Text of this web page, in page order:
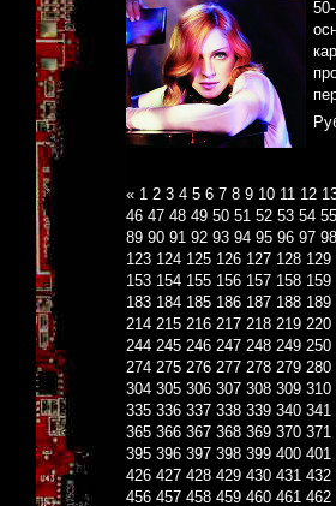
« 1 2 3 4 5 6 7 8 9 10 11 12
46 47 48 49 50 51 52 53 54 55
89 90 91 92 93 94 95 96 97 98
123 124 125 126 127 128 129
153 154 155 156 157 158 159
183 184 185 186 187 188 189
214 215 216 217 218 219 220
244 245 246 247 248 249 250
274 275 276 277 278 279 280
304 305 306 307 308 309 310
335 336 337 338 339 340 341
365 366 367 368 369 370 371
395 396 397 398 399 400 401
426 427 428 429 430 431 432
456 457 458 459 460 461 462